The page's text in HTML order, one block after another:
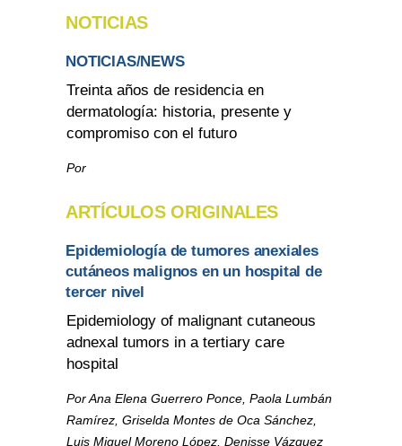
NOTICIAS
NOTICIAS/NEWS
Treinta años de residencia en
dermatología: historia, presente y
compromiso con el futuro
Por
ARTÍCULOS ORIGINALES
Epidemiología de tumores anexiales
cutáneos malignos en un hospital de
tercer nivel
Epidemiology of malignant cutaneous
adnexal tumors in a tertiary care
hospital
Por Ana Elena Guerrero Ponce, Paola Lumbán
Ramírez, Griselda Montes de Oca Sánchez,
Luis Miguel Moreno López, Denisse Vázquez